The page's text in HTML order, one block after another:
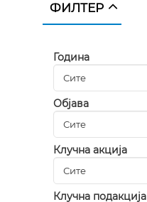
ФИЛТЕР
Година
Објава
Клучна акција
Клучна подакција